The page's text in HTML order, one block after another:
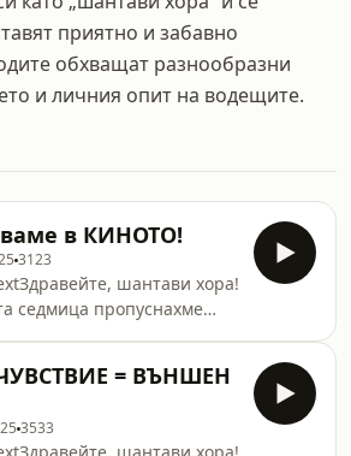
приятно и забавно
обхващат разнообразни
и личния опит на водещите.
в КИНОТО!
3123
шантави хора!
седмица пропуснахме
искрено - актьорското
Ще ви разкажем защо
се запишем на курсове
= ВЪНШЕН
3533